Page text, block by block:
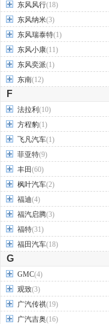
东风风行(18)
东风纳米(3)
东风瑞泰特(1)
东风小康(11)
东风奕派(1)
东南(12)
F
法拉利 (10)
方程豹(1)
飞凡汽车(1)
菲亚特(9)
丰田(60)
枫叶汽车(2)
福迪(4)
福汽启腾(3)
福特(31)
福田汽车(18)
G
GMC(4)
观致(3)
广汽传祺(19)
广汽吉奥(16)